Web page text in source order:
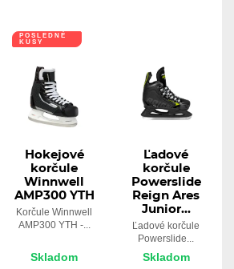
POSLEDNÉ
KUSY
Hokejové
korčule
Winnwell
AMP300 YTH
Korčule Winnwell
AMP300 YTH -...
Skladom
Ľadové
korčule
Powerslide
Reign Ares
Junior...
Ľadové korčule
Powerslide...
Skladom